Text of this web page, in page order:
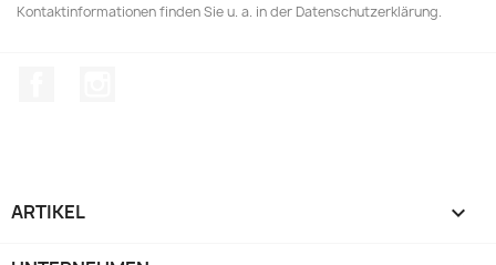
Kontaktinformationen finden Sie u. a. in der Datenschutzerklärung.
ARTIKEL 